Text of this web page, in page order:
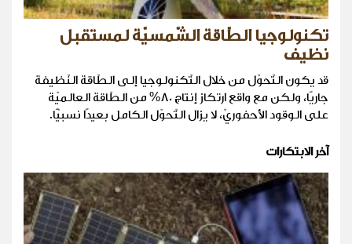
تكنولوجيا الطّاقة الشّمسيّة لمستقبل
نظيف
قد يكون التّحوّل من خلال التّكنولوجيا إلى الطّاقة النّظيفة
جاريًا، ولكن مع واقع ارتكاز إنتاج 80% من الطّاقة العالميّة
على الوقود الأحفوريّ، لا يزال التّحوّل الكامل بعيدًا نسبيًّا.
آخر الابتكارات